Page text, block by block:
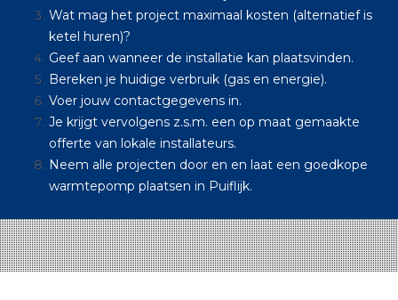
Wat mag het project maximaal kosten (alternatief is
ketel huren)?
Geef aan wanneer de installatie kan plaatsvinden.
Bereken je huidige verbruik (gas en energie).
Voer jouw contactgegevens in.
Je krijgt vervolgens z.s.m. een op maat gemaakte
offerte van lokale installateurs.
Neem alle projecten door en en laat een goedkope
warmtepomp plaatsen in Puiflijk.